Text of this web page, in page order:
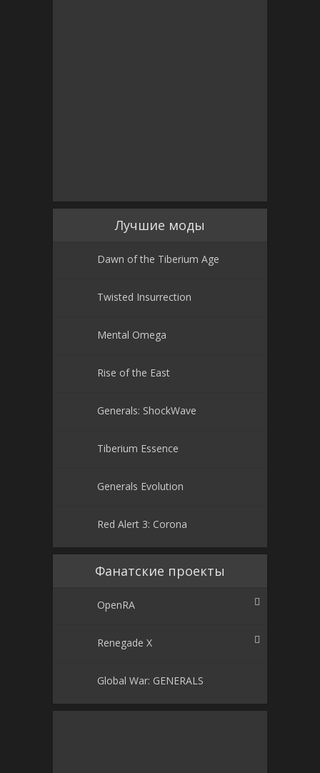
Лучшие моды
Dawn of the Tiberium Age
Twisted Insurrection
Mental Omega
Rise of the East
Generals: ShockWave
Tiberium Essence
Generals Evolution
Red Alert 3: Corona
Фанатские проекты
OpenRA
Renegade X
Global War: GENERALS